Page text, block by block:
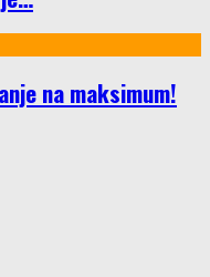
na maksimum!